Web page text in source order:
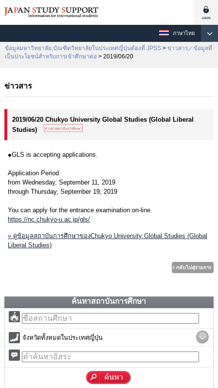
ภาษาไทย
ข้อมูลมหาวิทยาลัย,บัณฑิตวิทยาลัยในประเทศญี่ปุ่นต้องที่ JPSS > ข่าวสาร／ข้อมูลที่
เป็นประโยชน์สำหรับการเข้าศึกษาต่อ > 2019/06/20
ข่าวสาร
2019/06/20 Chukyo University Global Studies (Global Liberal
Studies)
●GLS is accepting applications.
Application Period
from Wednesday, September 11, 2019
through Thursday, September 19, 2019
You can apply for the entrance examination on-line.
https://nc.chukyo-u.ac.jp/gls/
» ดูข้อมูลสถาบันการศึกษาของChukyo University Global Studies (Global
Liberal Studies)
ค้นหาสถาบันการศึกษา
จังหวัดทั้งหมดในประเทศญี่ปุ่น